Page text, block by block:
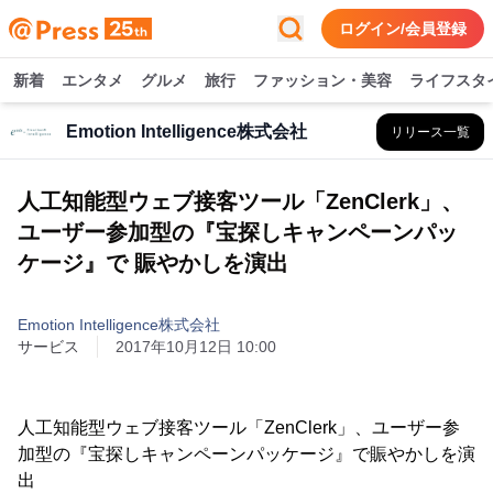
ログイン/会員登録
新着 エンタメ グルメ 旅行 ファッション・美容 ライフスタ
Emotion Intelligence株式会社 リリース一覧
人工知能型ウェブ接客ツール「ZenClerk」、
ユーザー参加型の『宝探しキャンペーンパッ
ケージ』で 賑やかしを演出
Emotion Intelligence株式会社
サービス
2017年10月12日 10:00
人工知能型ウェブ接客ツール「ZenClerk」、ユーザー参
加型の『宝探しキャンペーンパッケージ』で賑やかしを演
出